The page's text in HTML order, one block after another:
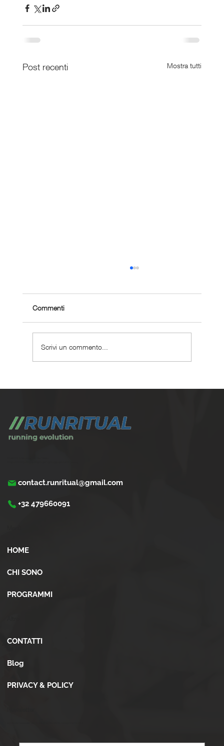
Post recenti Mostra tutti
Commenti
Scrivi un commento...
contact.runritual@gmail.com
+32 479660091
HOME
CHI SONO
PROGRAMMI
CONTATTI
Blog
PRIVACY & POLICY